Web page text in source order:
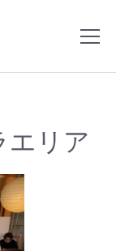
エリア